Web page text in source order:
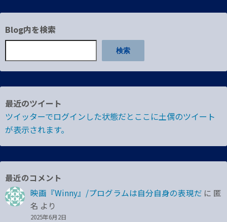
Blog内を検索
検索
最近のツイート
ツイッターでログインした状態だとここに土偶のツイート
が表示されます。
最近のコメント
映画『Winny』/プログラムは自分自身の表現だ に 匿
名 より
2025年6月2日